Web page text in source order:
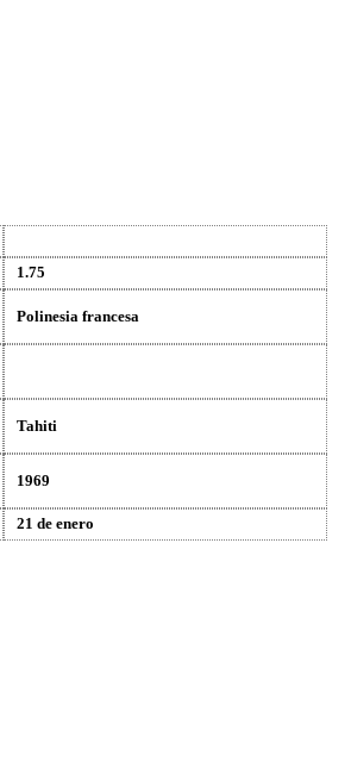
1.75
Polinesia francesa
Tahiti
1969
21 de enero